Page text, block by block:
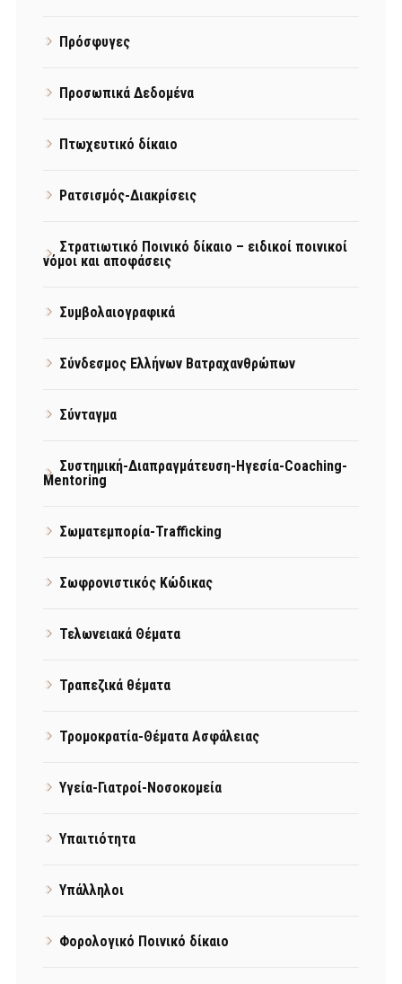
Πρόσφυγες
Προσωπικά Δεδομένα
Πτωχευτικό δίκαιο
Ρατσισμός-Διακρίσεις
Στρατιωτικό Ποινικό δίκαιο – ειδικοί ποινικοί
νόμοι και αποφάσεις
Συμβολαιογραφικά
Σύνδεσμος Ελλήνων Βατραχανθρώπων
Σύνταγμα
Συστημική-Διαπραγμάτευση-Ηγεσία-Coaching-
Mentoring
Σωματεμπορία-Trafficking
Σωφρονιστικός Κώδικας
Τελωνειακά Θέματα
Τραπεζικά θέματα
Τρομοκρατία-Θέματα Ασφάλειας
Υγεία-Γιατροί-Νοσοκομεία
Υπαιτιότητα
Υπάλληλοι
Φορολογικό Ποινικό δίκαιο